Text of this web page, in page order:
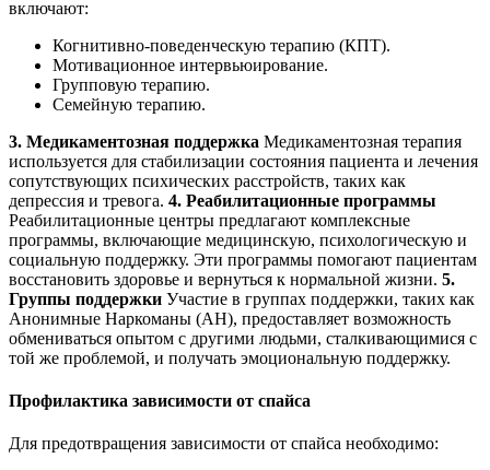
включают:
Когнитивно-поведенческую терапию (КПТ).
Мотивационное интервьюирование.
Групповую терапию.
Семейную терапию.
3. Медикаментозная поддержка Медикаментозная терапия
используется для стабилизации состояния пациента и лечения
сопутствующих психических расстройств, таких как
депрессия и тревога. 4. Реабилитационные программы
Реабилитационные центры предлагают комплексные
программы, включающие медицинскую, психологическую и
социальную поддержку. Эти программы помогают пациентам
восстановить здоровье и вернуться к нормальной жизни. 5.
Группы поддержки Участие в группах поддержки, таких как
Анонимные Наркоманы (АН), предоставляет возможность
обмениваться опытом с другими людьми, сталкивающимися с
той же проблемой, и получать эмоциональную поддержку.
Профилактика зависимости от спайса
Для предотвращения зависимости от спайса необходимо: